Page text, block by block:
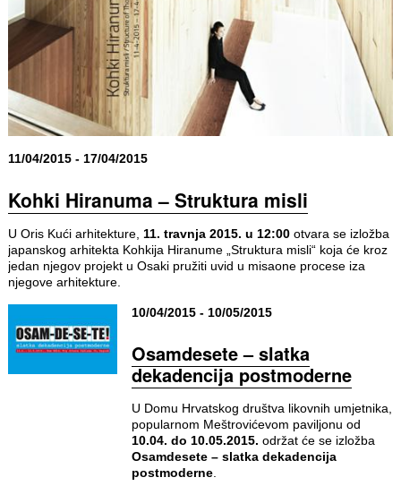
11/04/2015 - 17/04/2015
Kohki Hiranuma – Struktura misli
U Oris Kući arhitekture, 11. travnja 2015. u 12:00otvara se izložba
japanskog arhitekta Kohkija Hiranume „Struktura misli“ koja će kroz
jedan njegov projekt u Osaki pružiti uvid u misaone procese iza
njegove arhitekture.
10/04/2015 - 10/05/2015
Osamdesete – slatka
dekadencija postmoderne
U Domu Hrvatskog društva likovnih umjetnika,
popularnom Meštrovićevom paviljonu od
10.04. do 10.05.2015. održat će se izložba
Osamdesete – slatka dekadencija
postmoderne.